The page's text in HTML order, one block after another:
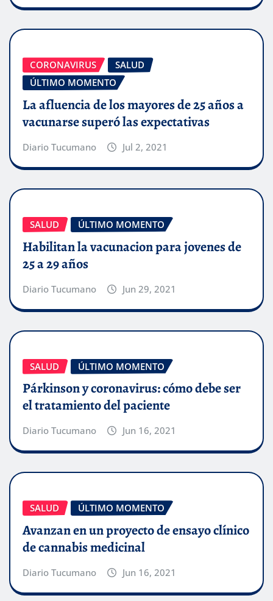
CORONAVIRUS
SALUD
ÚLTIMO MOMENTO
La afluencia de los mayores de 25 años a
vacunarse superó las expectativas
Diario Tucumano Jul 2, 2021
SALUD ÚLTIMO MOMENTO
Habilitan la vacunacion para jovenes de
25 a 29 años
Diario Tucumano Jun 29, 2021
SALUD ÚLTIMO MOMENTO
Párkinson y coronavirus: cómo debe ser
el tratamiento del paciente
Diario Tucumano Jun 16, 2021
SALUD ÚLTIMO MOMENTO
Avanzan en un proyecto de ensayo clínico
de cannabis medicinal
Diario Tucumano Jun 16, 2021